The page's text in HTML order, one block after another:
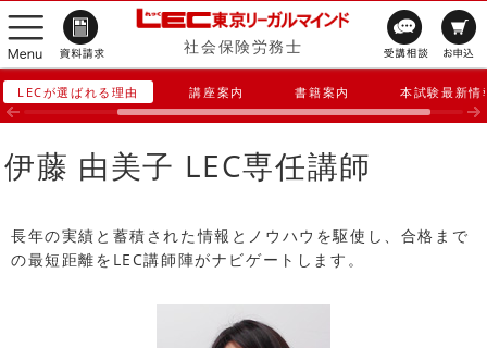
社会保険労務士
LECが選ばれる理由 講座案内 書籍案内 本試験最新情
伊藤 由美子 LEC専任講師
長年の実績と蓄積された情報とノウハウを駆使し、合格まで
の最短距離をLEC講師陣がナビゲートします。